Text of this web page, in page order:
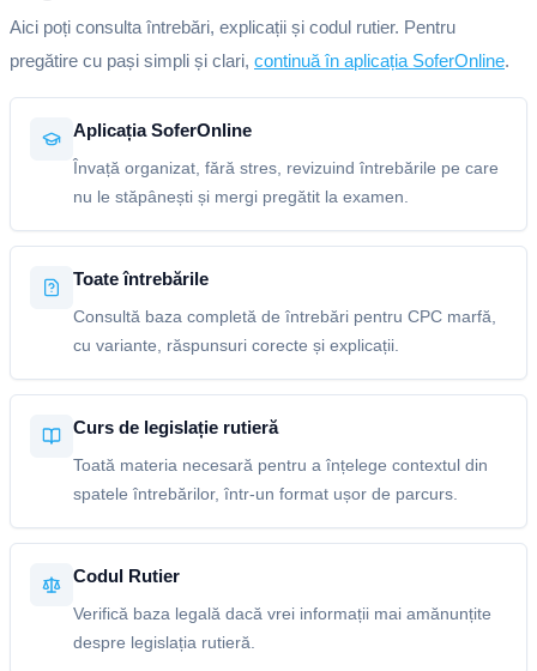
Aici poți consulta întrebări, explicații și codul rutier. Pentru
pregătire cu pași simpli și clari, continuă în aplicația SoferOnline.
Aplicația SoferOnline
Învață organizat, fără stres, revizuind întrebările pe care
nu le stăpânești și mergi pregătit la examen.
Toate întrebările
Consultă baza completă de întrebări pentru CPC marfă,
cu variante, răspunsuri corecte și explicații.
Curs de legislație rutieră
Toată materia necesară pentru a înțelege contextul din
spatele întrebărilor, într-un format ușor de parcurs.
Codul Rutier
Verifică baza legală dacă vrei informații mai amănunțite
despre legislația rutieră.